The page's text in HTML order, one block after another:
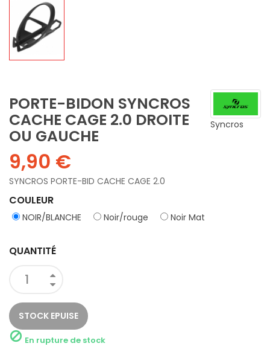
Syncros
PORTE-BIDON SYNCROS
CACHE CAGE 2.0 DROITE
OU GAUCHE
9,90 €
SYNCROS PORTE-BID CACHE CAGE 2.0
COULEUR
NOIR/BLANCHE Noir/rouge Noir Mat
QUANTITÉ
STOCK EPUISE
 En rupture de stock